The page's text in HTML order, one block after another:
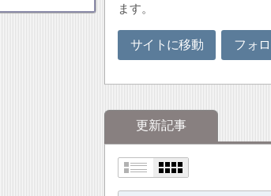
ます。
サイトに移動 フォ
更新記事